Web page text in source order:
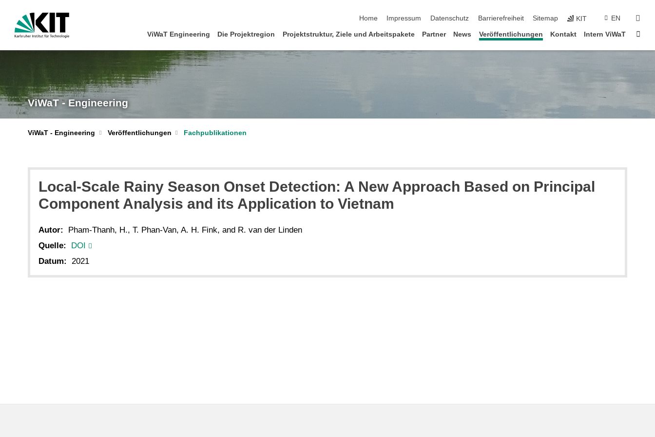
Home
Impressum Datenschutz Barrierefreiheit Sitemap KIT EN
ViWaT Engineering Die Projektregion Projektstruktur, Ziele und Arbeitspakete Partner News Veröffentlichungen Kontakt Intern ViWaT
ViWaT - Engineering
ViWaT - Engineering Veröffentlichungen Fachpublikationen
Local-Scale Rainy Season Onset Detection: A New Approach Based on Principal
Component Analysis and its Application to Vietnam
Autor:
Pham-Thanh, H., T. Phan-Van, A. H. Fink, and R. van der Linden
Quelle:
DOI
Datum:
2021